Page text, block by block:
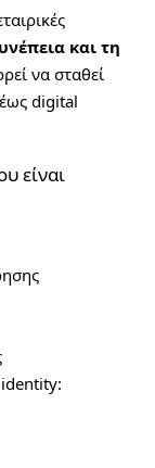
και τη
να σταθεί
digital
είναι